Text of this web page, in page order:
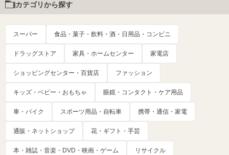
カテゴリから探す
スーパー 食品・菓子・飲料・酒・日用品・コンビニ
ドラッグストア 家具・ホームセンター 家電店
ショッピングセンター・百貨店 ファッション
キッズ・ベビー・おもちゃ 眼鏡・コンタクト・ケア用品
車・バイク スポーツ用品・自転車 携帯・通信・家電
通販・ネットショップ 花・ギフト・手芸
本・雑誌・音楽・DVD・映画・ゲーム リサイクル